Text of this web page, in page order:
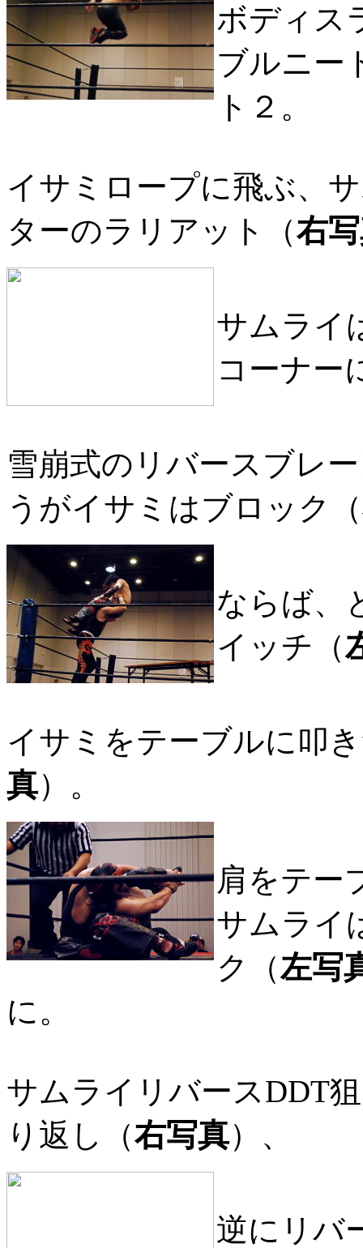
ボディス
ブルニー
ト２。
イサミロープに飛ぶ、
ターのラリアット（右
サムライ
コーナー
雪崩式のリバースブレ
うがイサミはブロック（
ならば、
イッチ（
イサミをテーブルに叩
真）。
肩をテー
サムライ
ク（左写
に。
サムライリバースDDT
り返し（右写真）、
逆にリバ